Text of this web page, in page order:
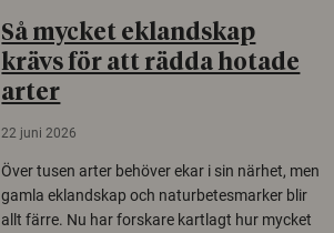
Så mycket eklandskap
krävs för att rädda hotade
arter
22 juni 2026
Över tusen arter behöver ekar i sin närhet, men
gamla eklandskap och naturbetesmarker blir
allt färre. Nu har forskare kartlagt hur mycket